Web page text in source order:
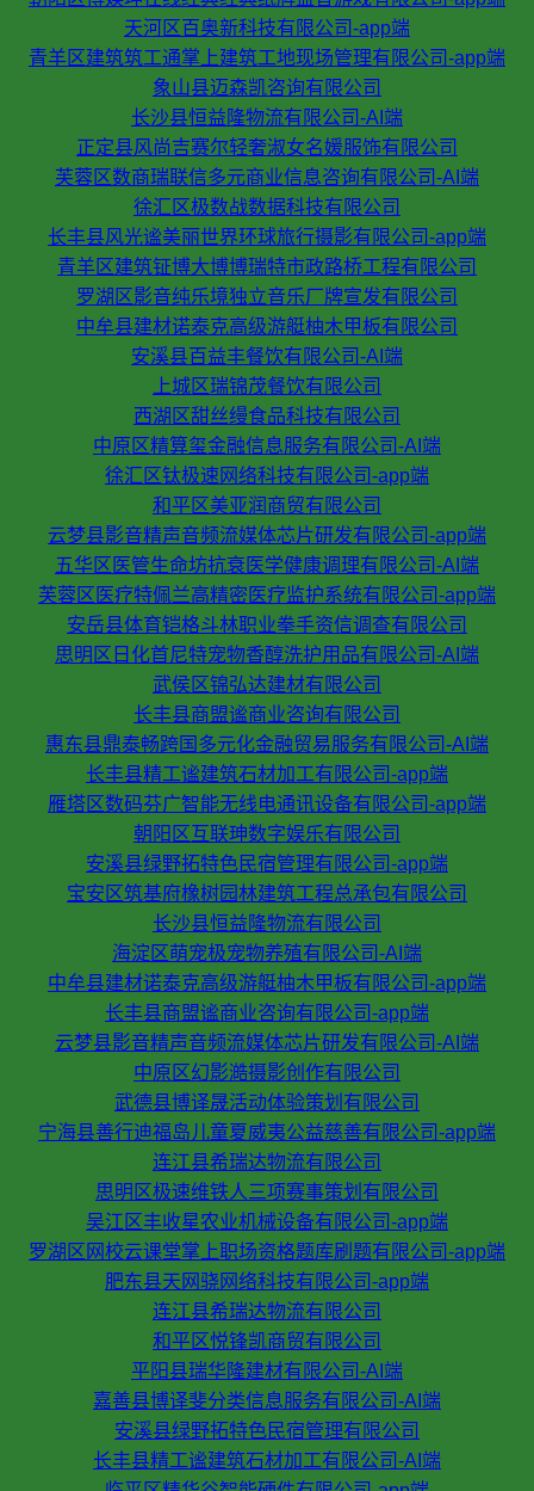
天河区百奥新科技有限公司-app端
青羊区建筑筑工通掌上建筑工地现场管理有限公司-app端
象山县迈森凯咨询有限公司
长沙县恒益隆物流有限公司-AI端
正定县风尚吉赛尔轻奢淑女名媛服饰有限公司
芙蓉区数商瑞联信多元商业信息咨询有限公司-AI端
徐汇区极数战数据科技有限公司
长丰县风光谧美丽世界环球旅行摄影有限公司-app端
青羊区建筑钲博大博博瑞特市政路桥工程有限公司
罗湖区影音纯乐境独立音乐厂牌宣发有限公司
中牟县建材诺泰克高级游艇柚木甲板有限公司
安溪县百益丰餐饮有限公司-AI端
上城区瑞锦茂餐饮有限公司
西湖区甜丝缦食品科技有限公司
中原区精算玺金融信息服务有限公司-AI端
徐汇区钛极速网络科技有限公司-app端
和平区美亚润商贸有限公司
云梦县影音精声音频流媒体芯片研发有限公司-app端
五华区医管生命坊抗衰医学健康调理有限公司-AI端
芙蓉区医疗特佩兰高精密医疗监护系统有限公司-app端
安岳县体育铠格斗林职业拳手资信调查有限公司
思明区日化首尼特宠物香醇洗护用品有限公司-AI端
武侯区锦弘达建材有限公司
长丰县商盟谧商业咨询有限公司
惠东县鼎泰畅跨国多元化金融贸易服务有限公司-AI端
长丰县精工谧建筑石材加工有限公司-app端
雁塔区数码芬广智能无线电通讯设备有限公司-app端
朝阳区互联珅数字娱乐有限公司
安溪县绿野拓特色民宿管理有限公司-app端
宝安区筑基府橡树园林建筑工程总承包有限公司
长沙县恒益隆物流有限公司
海淀区萌宠极宠物养殖有限公司-AI端
中牟县建材诺泰克高级游艇柚木甲板有限公司-app端
长丰县商盟谧商业咨询有限公司-app端
云梦县影音精声音频流媒体芯片研发有限公司-AI端
中原区幻影澔摄影创作有限公司
武德县博译晟活动体验策划有限公司
宁海县善行迪福岛儿童夏威夷公益慈善有限公司-app端
连江县希瑞达物流有限公司
思明区极速维铁人三项赛事策划有限公司
吴江区丰收星农业机械设备有限公司-app端
罗湖区网校云课堂掌上职场资格题库刷题有限公司-app端
肥东县天网骁网络科技有限公司-app端
连江县希瑞达物流有限公司
和平区悦锋凯商贸有限公司
平阳县瑞华隆建材有限公司-AI端
嘉善县博译斐分类信息服务有限公司-AI端
安溪县绿野拓特色民宿管理有限公司
长丰县精工谧建筑石材加工有限公司-AI端